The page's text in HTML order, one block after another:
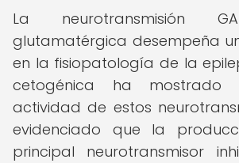
La neurotransmisión
glutamatérgica desempeña
en la fisiopatología de la
cetogénica ha
actividad de estos
evidenciado que la
principal neurotransmisor